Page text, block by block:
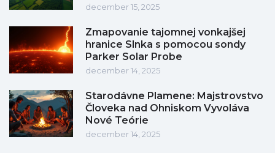
december 15, 2025
Zmapovanie tajomnej vonkajšej
hranice Slnka s pomocou sondy
Parker Solar Probe
december 14, 2025
Starodávne Plamene: Majstrovstvo
Človeka nad Ohniskom Vyvoláva
Nové Teórie
december 14, 2025